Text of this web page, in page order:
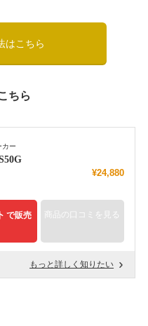
はこちら
ちら
カー
¥24,880
で販売
商品の口コミを見る
もっと詳しく知りたい